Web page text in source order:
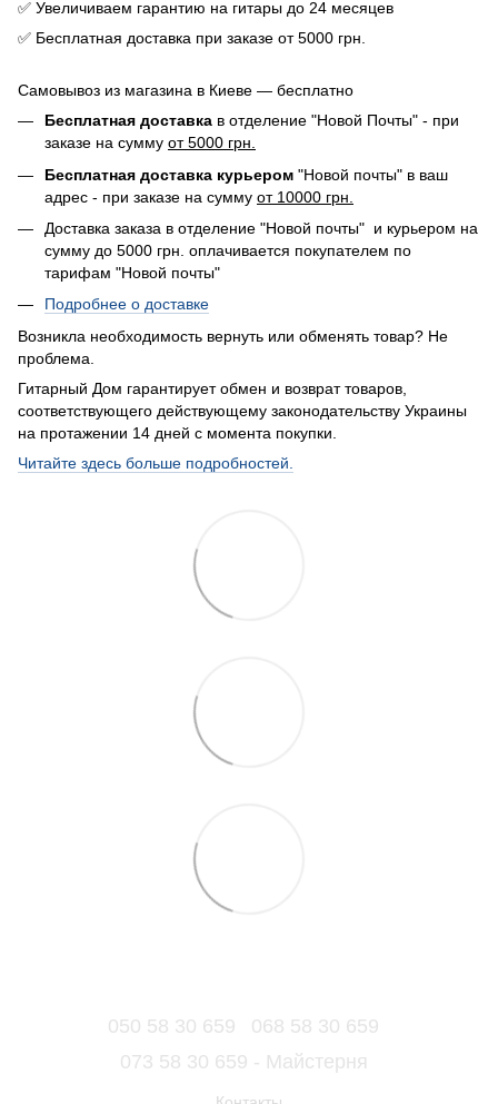
✅ Увеличиваем гарантию на гитары до 24 месяцев
✅ Бесплатная доставка при заказе от 5000 грн.
Самовывоз из магазина в Киеве — бесплатно
Бесплатная доставка в отделение "Новой Почты" - при
заказе на сумму от 5000 грн.
Бесплатная доставка курьером "Новой почты" в ваш
адрес - при заказе на сумму от 10000 грн.
Доставка заказа в отделение "Новой почты" и курьером на
сумму до 5000 грн. оплачивается покупателем по
тарифам "Новой почты"
Подробнее о доставке
Возникла необходимость вернуть или обменять товар? Не
проблема.
Гитарный Дом гарантирует обмен и возврат товаров,
соответствующего действующему законодательству Украины
на протажении 14 дней с момента покупки.
Читайте здесь больше подробностей.
050 58 30 659
068 58 30 659
073 58 30 659 - Майстерня